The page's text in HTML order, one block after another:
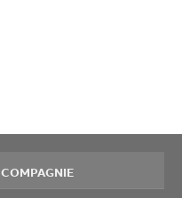
COMPAGNIE